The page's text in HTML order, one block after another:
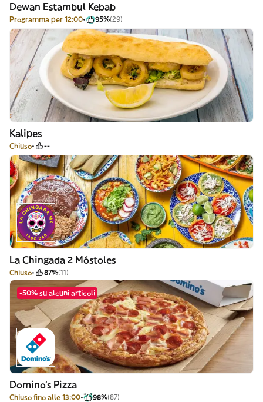
Dewan Estambul Kebab
Programma per 12:00 95%(29)
Kalipes
Chiuso --
La Chingada 2 Móstoles
Chiuso 87%(11)
-50% su alcuni articoli
Domino's Pizza
Chiuso fino alle 13:00 98%(87)